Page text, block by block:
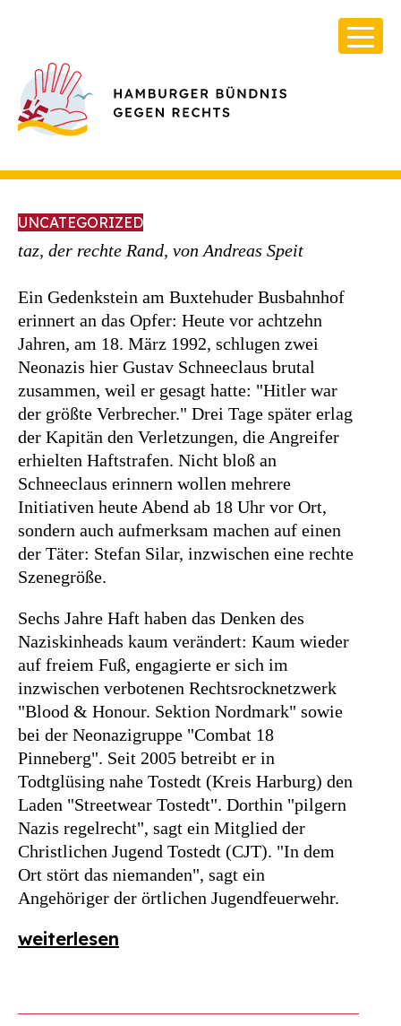
Über Uns
Infos & Broschüren
Archiv
Kontakt
Suchen
nach:
UNCATEGORIZED
taz, der rechte Rand, von Andreas Speit
Ein Gedenkstein am Buxtehuder Busbahnhof
erinnert an das Opfer: Heute vor achtzehn
Jahren, am 18. März 1992, schlugen zwei
Neonazis hier Gustav Schneeclaus brutal
zusammen, weil er gesagt hatte: "Hitler war
der größte Verbrecher." Drei Tage später erlag
der Kapitän den Verletzungen, die Angreifer
erhielten Haftstrafen. Nicht bloß an
Schneeclaus erinnern wollen mehrere
Initiativen heute Abend ab 18 Uhr vor Ort,
sondern auch aufmerksam machen auf einen
der Täter: Stefan Silar, inzwischen eine rechte
Szenegröße.
Sechs Jahre Haft haben das Denken des
Naziskinheads kaum verändert: Kaum wieder
auf freiem Fuß, engagierte er sich im
inzwischen verbotenen Rechtsrocknetzwerk
"Blood & Honour. Sektion Nordmark" sowie
bei der Neonazigruppe "Combat 18
Pinneberg". Seit 2005 betreibt er in
Todtglüsing nahe Tostedt (Kreis Harburg) den
Laden "Streetwear Tostedt". Dorthin "pilgern
Nazis regelrecht", sagt ein Mitglied der
Christlichen Jugend Tostedt (CJT). "In dem
Ort stört das niemanden", sagt ein
Angehöriger der örtlichen Jugendfeuerwehr.
weiterlesen